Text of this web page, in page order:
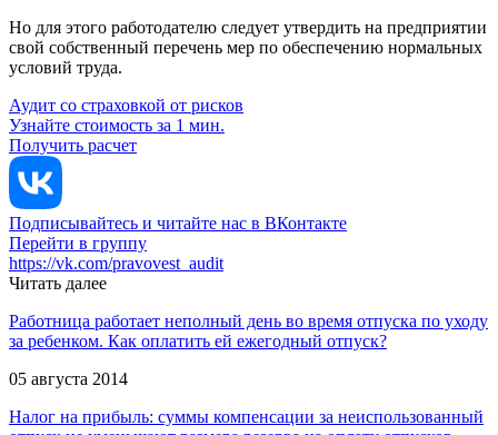
Но для этого работодателю следует утвердить на предприятии
свой собственный перечень мер по обеспечению нормальных
условий труда.
Аудит со страховкой от рисков
Узнайте стоимость за 1 мин.
Получить расчет
Подписывайтесь и читайте нас в ВКонтакте
Перейти в группу
https://vk.com/pravovest_audit
Читать далее
Работница работает неполный день во время отпуска по уходу
за ребенком. Как оплатить ей ежегодный отпуск?
05 августа 2014
Налог на прибыль: суммы компенсации за неиспользованный